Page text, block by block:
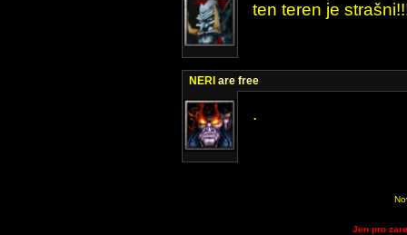
ten teren je
NERI are free
.
Jen pro